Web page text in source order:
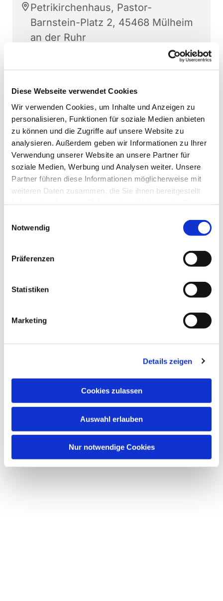
Diese Webseite verwendet Cookies
Wir verwenden Cookies, um Inhalte und Anzeigen zu
personalisieren, Funktionen für soziale Medien anbieten
zu können und die Zugriffe auf unsere Website zu
analysieren. Außerdem geben wir Informationen zu Ihrer
Verwendung unserer Website an unsere Partner für
soziale Medien, Werbung und Analysen weiter. Unsere
Partner führen diese Informationen möglicherweise mit
weiteren Daten zusammen, die Sie ihnen bereitgestellt
Notwendig
Präferenzen
Statistiken
Marketing
Details zeigen
Cookies zulassen
Auswahl erlauben
Nur notwendige Cookies
Petrikirchenhaus, Pastor-
Barnstein-Platz 2, 45468 Mülheim
an der Ruhr
Dies könnte Sie auch